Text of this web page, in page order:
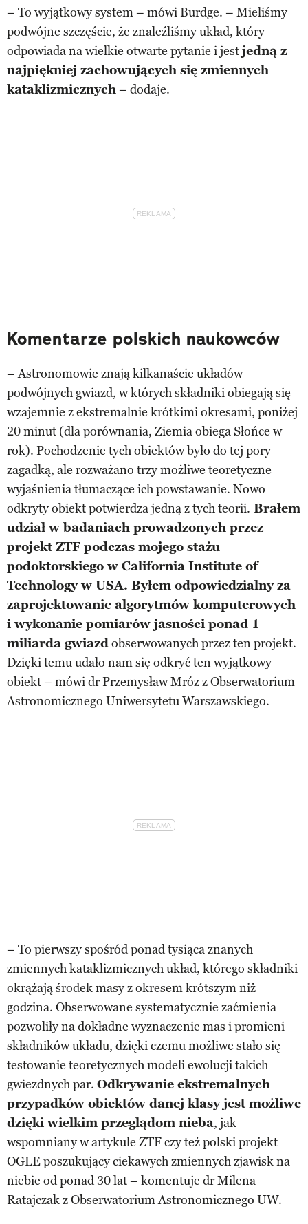
– To wyjątkowy system – mówi Burdge. – Mieliśmy
podwójne szczęście, że znaleźliśmy układ, który
odpowiada na wielkie otwarte pytanie i jestjedną z
najpiękniej zachowujących się zmiennych
kataklizmicznych– dodaje.
Komentarze polskich naukowców
– Astronomowie znają kilkanaście układów
podwójnych gwiazd, w których składniki obiegają się
wzajemnie z ekstremalnie krótkimi okresami, poniżej
20 minut (dla porównania, Ziemia obiega Słońce w
rok). Pochodzenie tych obiektów było do tej pory
zagadką, ale rozważano trzy możliwe teoretyczne
wyjaśnienia tłumaczące ich powstawanie. Nowo
odkryty obiekt potwierdza jedną z tych teorii. Brałem
udział w badaniach prowadzonych przez
projekt ZTF podczas mojego stażu
podoktorskiego w California Institute of
Technology w USA. Byłem odpowiedzialny za
zaprojektowanie algorytmów komputerowych
i wykonanie pomiarów jasności ponad 1
miliarda gwiazdobserwowanych przez ten projekt.
Dzięki temu udało nam się odkryć ten wyjątkowy
obiekt – mówi dr Przemysław Mróz z Obserwatorium
Astronomicznego Uniwersytetu Warszawskiego.
– To pierwszy spośród ponad tysiąca znanych
zmiennych kataklizmicznych układ, którego składniki
okrążają środek masy z okresem krótszym niż
godzina. Obserwowane systematycznie zaćmienia
pozwoliły na dokładne wyznaczenie mas i promieni
składników układu, dzięki czemu możliwe stało się
testowanie teoretycznych modeli ewolucji takich
gwiezdnych par. Odkrywanie ekstremalnych
przypadków obiektów danej klasy jest możliwe
dzięki wielkim przeglądom nieba, jak
wspomniany w artykule ZTF czy też polski projekt
OGLE poszukujący ciekawych zmiennych zjawisk na
niebie od ponad 30 lat – komentuje dr Milena
Ratajczak z Obserwatorium Astronomicznego UW.